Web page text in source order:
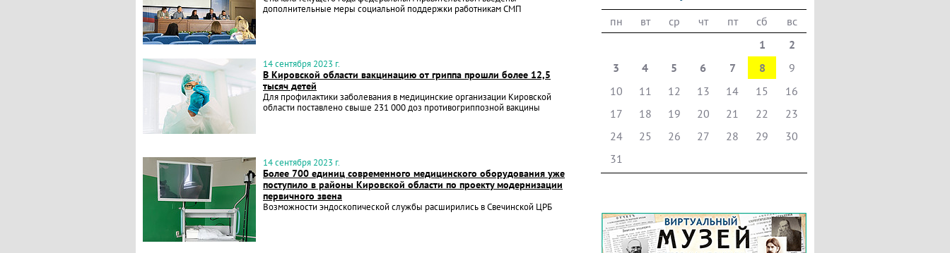
дополнительные меры социальной поддержки работникам СМП
14 сентября 2023 г.
В Кировской области вакцинацию от гриппа прошли более 12,5
тысяч детей
Для профилактики заболевания в медицинские организации Кировской
области поставлено свыше 231 000 доз противогриппозной вакцины
14 сентября 2023 г.
Более 700 единиц современного медицинского оборудования уже
поступило в районы Кировской области по проекту модернизации
первичного звена
Возможности эндоскопической службы расширились в Свечинской ЦРБ
пн вт ср чт пт сб
вс
1
2
3
4 5 6 7 8
9
10
11 12 13 14 15
16
17
18 19 20 21 22
23
24
25 26 27 28 29
30
31